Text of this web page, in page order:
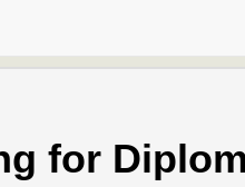
for